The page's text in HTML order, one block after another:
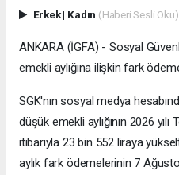
Erkek| Kadın (Haberi Sesli Oku)
ANKARA (İGFA) - Sosyal
emekli aylığına ilişkin fark
SGK'nın sosyal medya
düşük emekli aylığının 2026
itibarıyla 23 bin 552 liraya
aylık fark ödemelerinin 7